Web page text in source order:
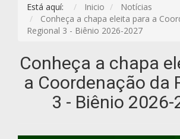
Está aquí: Inicio
Notícias
Conheça a chapa eleita para a
Regional 3 - Biênio 2026-2027
Conheça a chapa
a Coordenação da
3 - Biênio 2026-